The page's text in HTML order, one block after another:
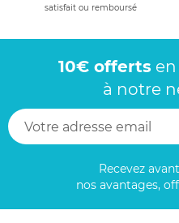
satisfait ou remboursé
10€ offerts
à notre
Recevez
nos avantages,